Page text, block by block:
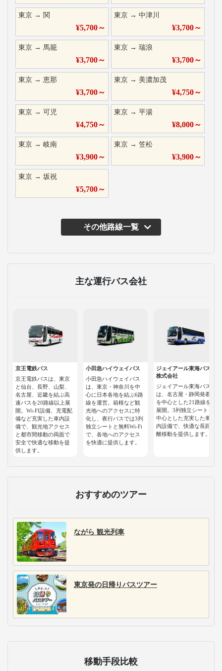
東京 → 関
¥5,700～
東京 →中津川
¥3,700～
東京 → 馬籠
¥3,700～
東京 →瑞浪
¥3,700～
東京 → 恵那
¥3,700～
東京 → 美濃加茂
¥4,750～
東京 → 可児
¥4,750～
東京 →平湯
¥8,000～
東京 → 岐南
¥3,900～
東京 →笠松
¥3,900～
東京 → 坂祝
¥5,700～
その他路線一覧
主な運行バス会社
京王電鉄バス
京王電鉄バスは、東京
と仙台、長野、山梨、
名古屋、近畿を結ぶ高
速バスを20路線以上展
開。Wi-FI設備、充電配
備など充実した車内設
備で、観光地アクセス
と都市間移動の両面で
安全で快適な移動を提
供します。
小田急ハイウェイバス
小田急ハイウェイバス
は、東京・神奈川を中
心に日本各地を結ぶ6路
線を運営。箱根など観
光地へのアクセスに特
化し、夜行バスでは3列
独立シートと無料Wi-Fi
で、各地へのアクセス
を快適に提供します。
ジェイアール東海バス
株式会社
ジェイアール東海バス
は、名古屋・静岡発着
を中心とした21路線を
展開。3列独立シートを
中心とした充実した車
内設備で、快適な長距
離移動を提供します。
おすすめのツアー
ながら 観光列車
東京発の日帰りバスツアー
移動手段比較